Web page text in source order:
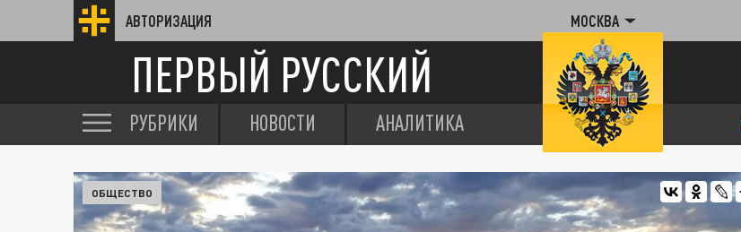
АВТОРИЗАЦИЯ МОСКВА
ПЕРВЫЙ РУССКИЙ
РУБРИКИ НОВОСТИ АНАЛИТИКА
ОБЩЕСТВО